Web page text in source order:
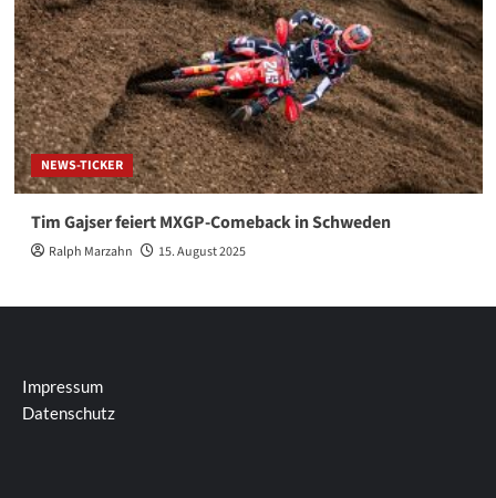
NEWS-TICKER
Tim Gajser feiert MXGP-Comeback in Schweden
Ralph Marzahn 15. August 2025
Impressum
Datenschutz